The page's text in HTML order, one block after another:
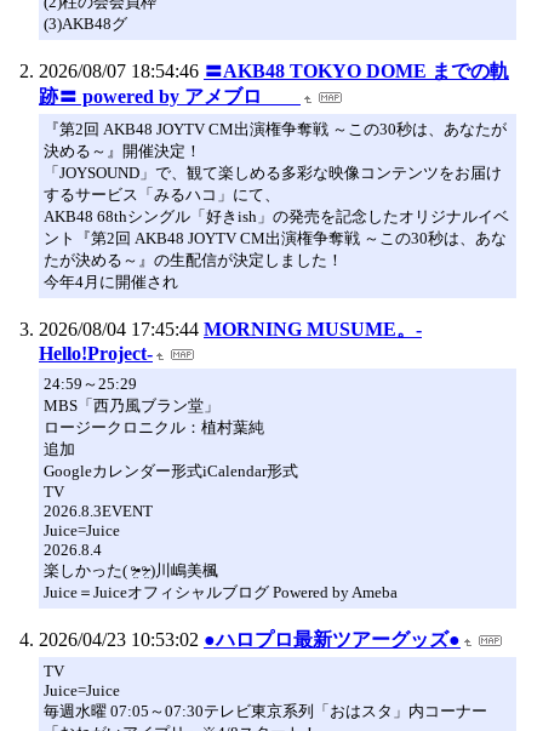
(3)AKB48グ
2026/08/07 18:54:46 〓AKB48 TOKYO DOME までの軌
跡〓 powered by アメブロ
『第2回 AKB48 JOYTV CM出演権争奪戦 ～この30秒は、あなたが
決める～』開催決定！
「JOYSOUND」で、観て楽しめる多彩な映像コンテンツをお届け
するサービス「みるハコ」にて、
AKB48 68thシングル「好きish」の発売を記念したオリジナルイベ
ント『第2回 AKB48 JOYTV CM出演権争奪戦 ～この30秒は、あな
たが決める～』の生配信が決定しました！
今年4月に開催され
2026/08/04 17:45:44 MORNING MUSUME。-
Hello!Project-
24:59～25:29
MBS「西乃風ブラン堂」
ロージークロニクル：植村葉純
追加
Googleカレンダー形式iCalendar形式
TV
2026.8.3EVENT
Juice=Juice
2026.8.4
楽しかった( ᵒ̴̶̷̤◦ᵒ̴̶̷̤ )川嶋美楓
Juice＝Juiceオフィシャルブログ Powered by Ameba
2026/04/23 10:53:02 ●ハロプロ最新ツアーグッズ●
TV
Juice=Juice
毎週水曜 07:05～07:30テレビ東京系列「おはスタ」内コーナー